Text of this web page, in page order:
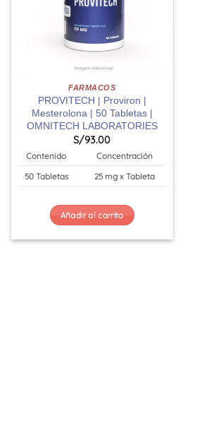
FARMACOS
PROVITECH | Proviron |
Mesterolona | 50 Tabletas |
OMNITECH LABORATORIES
S/93.00
Contenido
Concentración
50 Tabletas
25 mg x Tableta
Añadir al carrito